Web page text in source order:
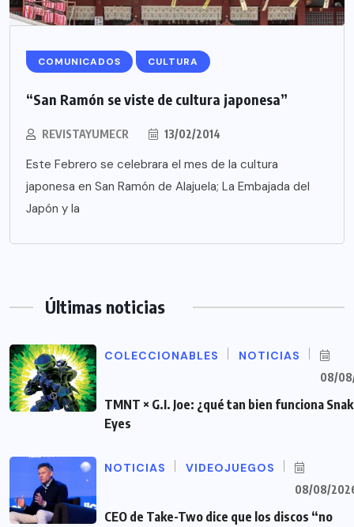
COMUNICADOS CULTURA
“San Ramón se viste de cultura japonesa”
REVISTAYUMECR 13/02/2014
Este Febrero se celebrara el mes de la cultura
japonesa en San Ramón de Alajuela; La Embajada del
Japón y la
Últimas noticias
COLECCIONABLES NOTICIAS
08/
TMNT × G.I. Joe: ¿qué tan bien funciona
Eyes
NOTICIAS VIDEOJUEGOS
08/08/
CEO de Take-Two dice que los discos “no